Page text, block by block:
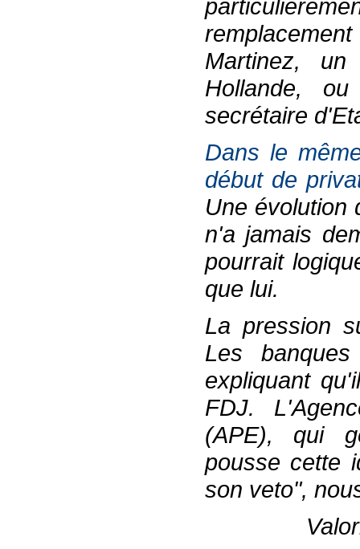
Martinez,
Hollande,
secrétaire
Dans le
début de
Une évolution
n'a jamais
pourrait
que lui.
La pression
Les
expliquant
FDJ.
(APE), qui
pousse cette
son veto",